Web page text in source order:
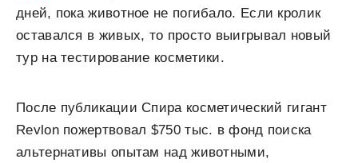
дней, пока животное не погибало. Если кролик
оставался в живых, то просто выигрывал новый
тур на тестирование косметики.
После публикации Спира косметический гигант
Revlon пожертвовал $750 тыс. в фонд поиска
альтернативы опытам над животными,